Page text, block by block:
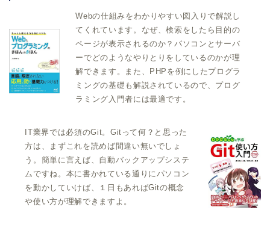
Webの仕組みをわかりやすい図入りで解説し
てくれています。なぜ、検索をしたら目的の
ページが表示されるのか？パソコンとサーバ
ーでどのようなやりとりをしているのかが理
解できます。また、PHPを例にしたプログラ
ミングの基礎も解説されているので、プログ
ラミング入門者には最適です。
IT業界では必須のGit。Gitって何？と思った
方は、まずこれを読めば間違い無いでしょ
う。簡単に言えば、自動バックアップシステ
ムですね。本に書かれている通りにパソコン
を動かしていけば、１日もあればGitの概念
や使い方が理解できますよ。